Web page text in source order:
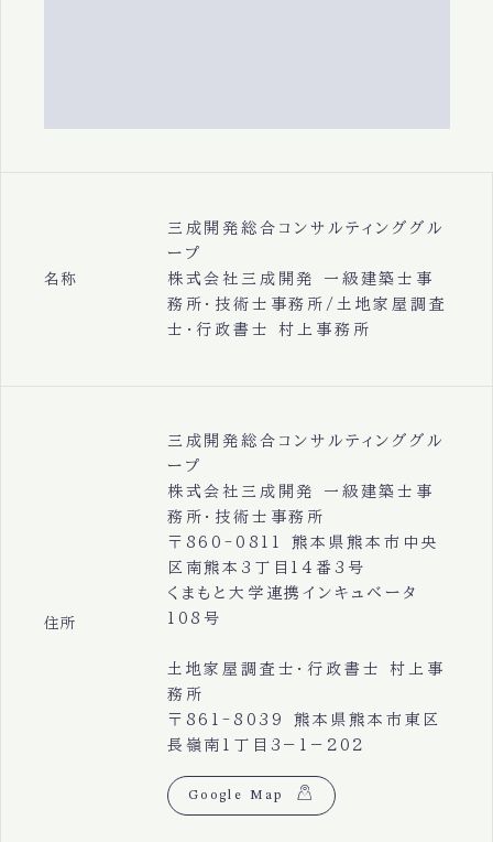
名称
三成開発総合コンサルティンググル
ープ
株式会社三成開発 一級建築士事
務所・技術士事務所/土地家屋調査
士・行政書士 村上事務所
住所
三成開発総合コンサルティンググル
ープ
株式会社三成開発 一級建築士事
務所・技術士事務所
〒860-0811 熊本県熊本市中央
区南熊本3丁目14番3号
くまもと大学連携インキュベータ
108号
土地家屋調査士・行政書士 村上事
務所
〒861-8039 熊本県熊本市東区
長嶺南1丁目3−1−202
Google Map